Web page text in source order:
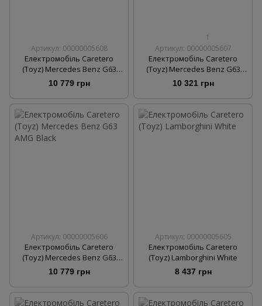
Артикул: 00000005608
Електромобіль Caretero
(Toyz) Mercedes Benz G63
AMG Silver
10 779 грн
1
Артикул: 00000005607
Електромобіль Caretero
(Toyz) Mercedes Benz G63
AMG Navy
10 321 грн
Артикул: 00000005606
Електромобіль Caretero
(Toyz) Mercedes Benz G63
AMG Black
10 779 грн
Артикул: 00000005605
Електромобіль Caretero
(Toyz) Lamborghini White
8 437 грн